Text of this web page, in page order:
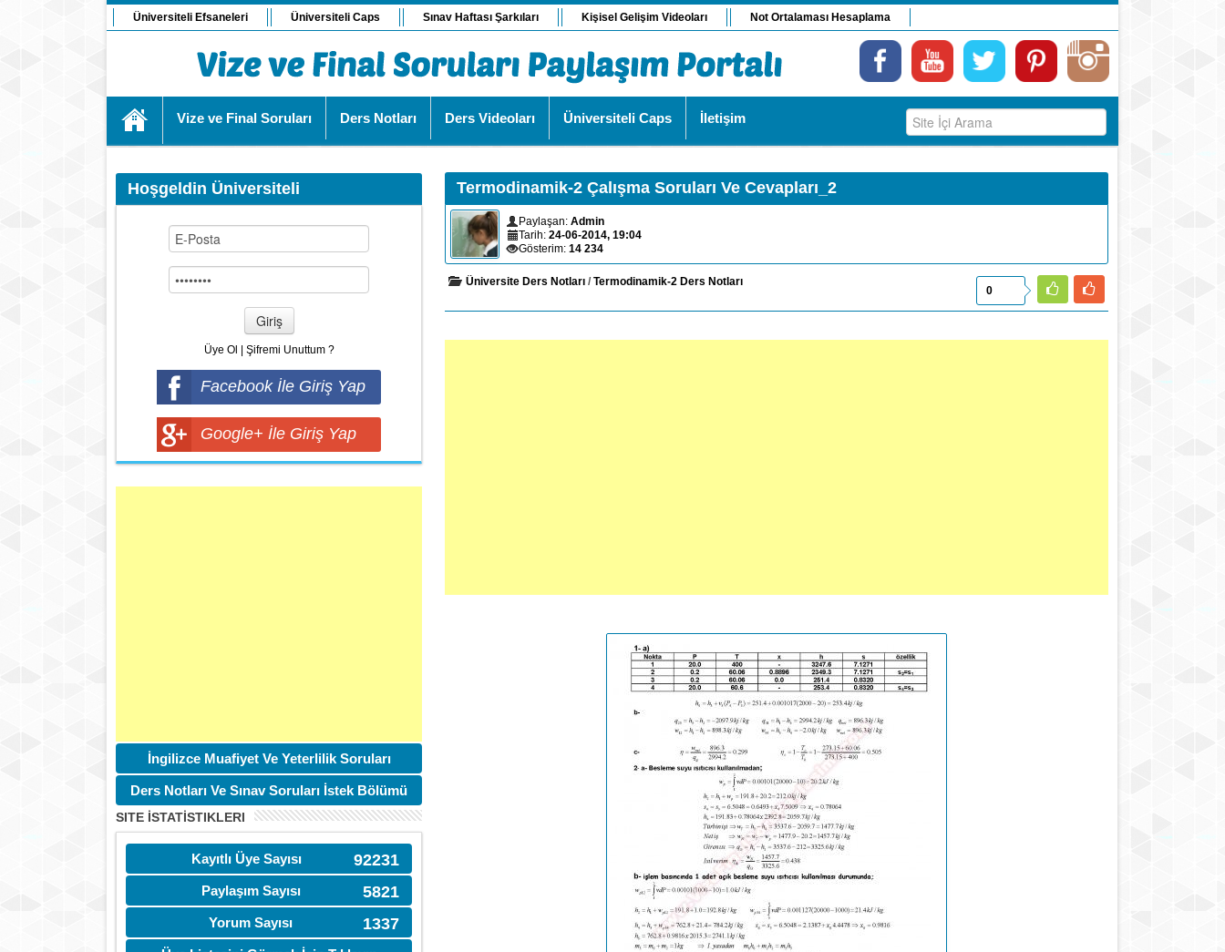
Üniversiteli Efsaneleri Üniversiteli Caps Sınav Haftası Şarkıları Kişisel Gelişim Videoları Not Ortalaması Hesaplama
Vize ve Final Soruları Ders Notları Ders Videoları Üniversiteli Caps İletişim
Hoşgeldin Üniversiteli
Giriş
Üye Ol Şifremi Unuttum ?
Facebook İle Giriş Yap
Google+ İle Giriş Yap
İngilizce Muafiyet Ve Yeterlilik Soruları
Ders Notları Ve Sınav Soruları İstek Bölümü
SITE İSTATİSTIKLERI
92231
Kayıtlı Üye Sayısı
5821
Paylaşım Sayısı
1337
Yorum Sayısı
Termodinamik-2 Çalışma Soruları Ve Cevapları_2
Paylaşan: Admin
Tarih: 24-06-2014, 19:04
Gösterim: 14 234
Üniversite Ders Notları / Termodinamik-2 Ders Notları
0